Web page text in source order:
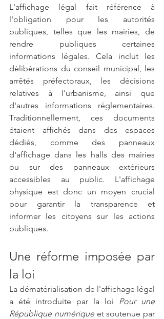
L'affichage légal fait référence à
l'obligation pour les autorités
publiques, telles que les mairies, de
rendre publiques certaines
informations légales. Cela inclut les
délibérations du conseil municipal, les
arrêtés préfectoraux, les décisions
relatives à l'urbanisme, ainsi que
d'autres informations réglementaires.
Traditionnellement, ces documents
étaient affichés dans des espaces
dédiés, comme des panneaux
d'affichage dans les halls des mairies
ou sur des panneaux extérieurs
accessibles au public. L'affichage
physique est donc un moyen crucial
pour garantir la transparence et
informer les citoyens sur les actions
publiques.
Une réforme imposée par
la loi
La dématérialisation de l'affichage légal
a été introduite par la loi Pour une
République numérique et soutenue par